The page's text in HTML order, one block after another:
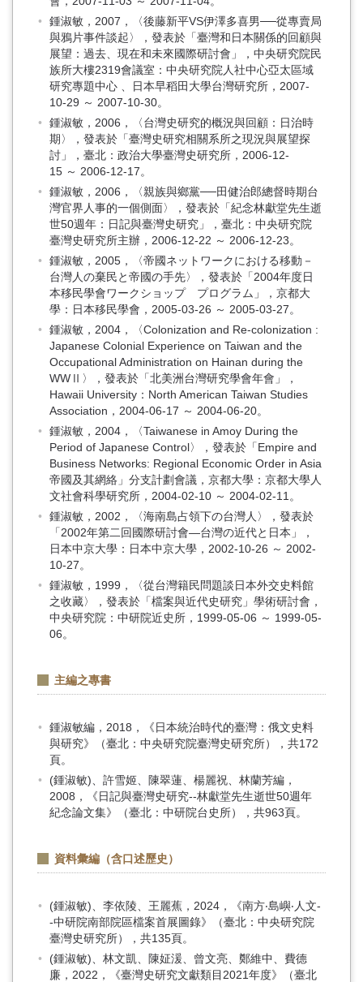
鍾淑敏，2007，〈後藤新平VS伊澤多喜男──從專賣局
與鴉片事件談起〉，發表於「臺灣和日本關係的回顧與
展望：過去、現在和未來國際研討會」，中央研究院民
族所大樓2319會議室：中央研究院人社中心亞太區域
研究專題中心 、日本早稻田大學台灣研究所，2007-
10-29 ～ 2007-10-30。
鍾淑敏，2006，〈台灣史研究的概況與回顧：日治時
期〉，發表於「臺灣史研究相關系所之現況與展望探
討」，臺北：政治大學臺灣史研究所，2006-12-
15 ～ 2006-12-17。
鍾淑敏，2006，〈親族與鄉黨──田健治郎總督時期台
灣官界人事的一個側面〉，發表於「紀念林獻堂先生逝
世50週年：日記與臺灣史研究」，臺北：中央研究院
臺灣史研究所主辦，2006-12-22 ～ 2006-12-23。
鍾淑敏，2005，〈帝國ネットワークにおける移動－
台灣人の棄民と帝國の手先〉，發表於「2004年度日
本移民學會ワークショップ プログラム」，京都大
學：日本移民學會，2005-03-26 ～ 2005-03-27。
鍾淑敏，2004，〈Colonization and Re-colonization :
Japanese Colonial Experience on Taiwan and the
Occupational Administration on Hainan during the
WWⅡ〉，發表於「北美洲台灣研究學會年會」，
Hawaii University：North American Taiwan Studies
Association，2004-06-17 ～ 2004-06-20。
鍾淑敏，2004，〈Taiwanese in Amoy During the
Period of Japanese Control〉，發表於「Empire and
Business Networks: Regional Economic Order in Asia
帝國及其網絡」分支計劃會議，京都大學：京都大學人
文社會科學研究所，2004-02-10 ～ 2004-02-11。
鍾淑敏，2002，〈海南島占領下の台灣人〉，發表於
「2002年第二回國際研討會—台灣の近代と日本」，
日本中京大學：日本中京大學，2002-10-26 ～ 2002-
10-27。
鍾淑敏，1999，〈從台灣籍民問題談日本外交史料館
之收藏〉，發表於「檔案與近代史研究」學術研討會，
中央研究院：中研院近史所，1999-05-06 ～ 1999-05-
06。
主編之專書
鍾淑敏編，2018，《日本統治時代的臺灣：俄文史料
與研究》（臺北：中央研究院臺灣史研究所），共172
頁。
(鍾淑敏)、許雪姬、陳翠蓮、楊麗祝、林蘭芳編，
2008，《日記與臺灣史研究--林獻堂先生逝世50週年
紀念論文集》（臺北：中研院台史所），共963頁。
資料彙編（含口述歷史）
(鍾淑敏)、李依陵、王麗蕉，2024，《南方‧島嶼‧人文-
-中研院南部院區檔案首展圖錄》（臺北：中央研究院
臺灣史研究所），共135頁。
(鍾淑敏)、林文凱、陳姃湲、曾文亮、鄭維中、費德
廉，2022，《臺灣史研究文獻類目2021年度》（臺北